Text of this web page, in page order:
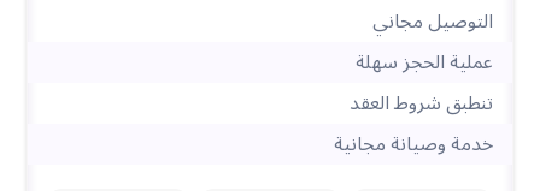
التوصيل مجاني
عملية الحجز سهلة
تنطبق شروط العقد
خدمة وصيانة مجانية